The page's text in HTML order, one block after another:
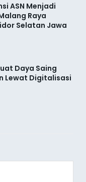
ASN Menjadi
Raya
Selatan Jawa
Daya Saing
Lewat Digitalisasi